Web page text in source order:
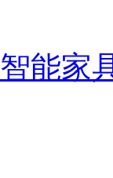
智能家